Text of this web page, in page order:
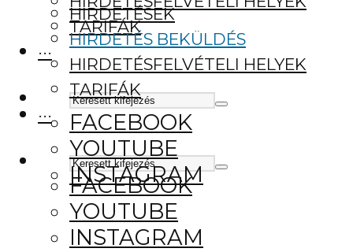
TARIFÁK
···
FACEBOOK
YOUTUBE
INSTAGRAM
HIRDETÉSEK
HIRDETÉS BEKÜLDÉS
HIRDETÉSFELVÉTELI HELYEK
TARIFÁK
···
FACEBOOK
YOUTUBE
INSTAGRAM